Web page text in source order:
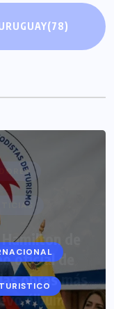
(78)